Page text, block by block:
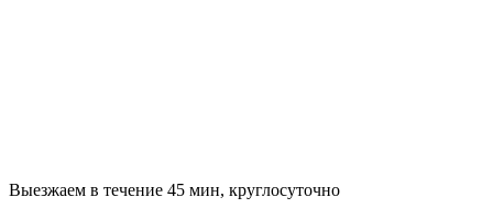
Выезжаем в течение 45 мин, круглосуточно